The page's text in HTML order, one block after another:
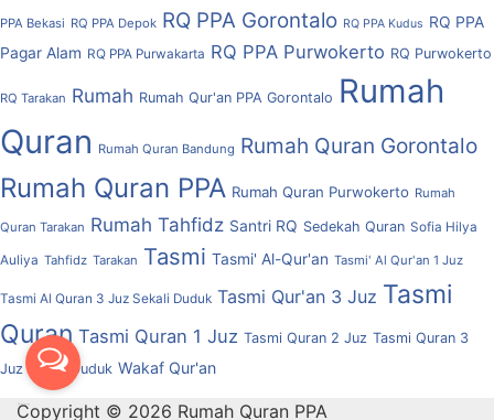
PPA Bekasi RQ PPA Depok RQ PPA Gorontalo RQ PPA Kudus RQ PPA
Pagar Alam RQ PPA Purwakarta RQ PPA Purwokerto RQ Purwokerto
RQ Tarakan Rumah Rumah Qur'an PPA Gorontalo Rumah
Quran Rumah Quran Bandung Rumah Quran Gorontalo
Rumah Quran PPA Rumah Quran Purwokerto Rumah
Quran Tarakan Rumah Tahfidz Santri RQ Sedekah Quran Sofia Hilya
Auliya Tahfidz Tarakan Tasmi Tasmi' Al-Qur'an Tasmi' Al Qur'an 1 Juz
Tasmi Al Quran 3 Juz Sekali Duduk Tasmi Qur'an 3 Juz Tasmi
Quran Tasmi Quran 1 Juz Tasmi Quran 2 Juz Tasmi Quran 3
Juz Sekali Duduk Wakaf Qur'an
Copyright © 2026 Rumah Quran PPA